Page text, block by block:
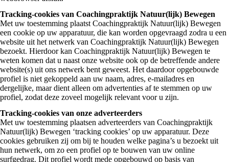
Tracking-cookies van Coachingpraktijk Natuur(lijk) Bewegen
Met uw toestemming plaatst Coachingpraktijk Natuur(lijk) Bewegen
een cookie op uw apparatuur, die kan worden opgevraagd zodra u een
website uit het netwerk van Coachingpraktijk Natuur(lijk) Bewegen
bezoekt. Hierdoor kan Coachingpraktijk Natuur(lijk) Bewegen te
weten komen dat u naast onze website ook op de betreffende andere
website(s) uit ons netwerk bent geweest. Het daardoor opgebouwde
profiel is niet gekoppeld aan uw naam, adres, e-mailadres en
dergelijke, maar dient alleen om advertenties af te stemmen op uw
profiel, zodat deze zoveel mogelijk relevant voor u zijn.
Tracking-cookies van onze adverteerders
Met uw toestemming plaatsen adverteerders van Coachingpraktijk
Natuur(lijk) Bewegen ‘tracking cookies’ op uw apparatuur. Deze
cookies gebruiken zij om bij te houden welke pagina’s u bezoekt uit
hun netwerk, om zo een profiel op te bouwen van uw online
surfgedrag. Dit profiel wordt mede opgebouwd op basis van